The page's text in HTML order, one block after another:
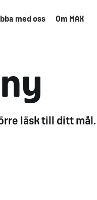
med oss Om MAX
läsk till ditt mål.